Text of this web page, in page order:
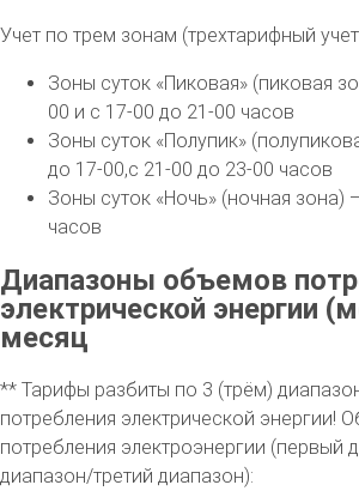
Учет по трем зонам (трехтарифный
Зоны суток «Пиковая» (пиковая
00 и с 17-00 до 21-00 часов
Зоны суток «Полупик»
до 17-00,с 21-00 до 23-00 часов
Зоны суток «Ночь» (ночная зона)
часов
Диапазоны объемов
электрической энергии
месяц
** Тарифы разбиты по 3 (трём)
потребления электрической энергии!
потребления электроэнергии (первый
диапазон/третий диапазон):